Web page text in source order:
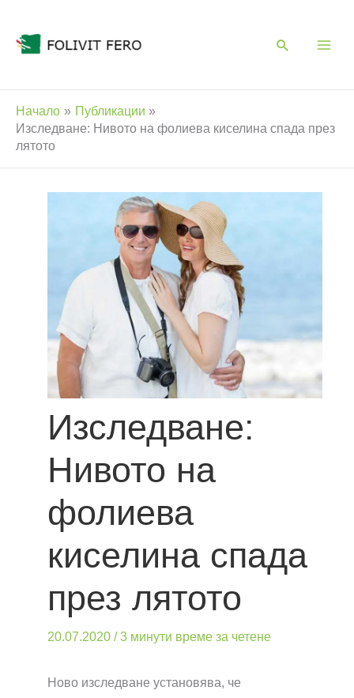
content
Начало
Публикации
Изследване: Нивото на фолиева киселина спада през
лятото
Изследване:
Нивото на
фолиева
киселина спада
през лятото
20.07.2020 /3 минути време за четене
Ново изследване установява, че